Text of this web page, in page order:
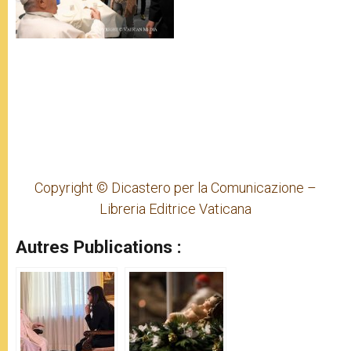
Copyright © Dicastero per la Comunicazione –
Libreria Editrice Vaticana
Autres Publications :